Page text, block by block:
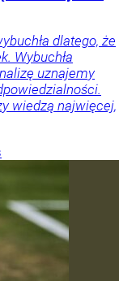
dlatego, że
Wybuchła
uznajemy
wiedzą najwięcej,